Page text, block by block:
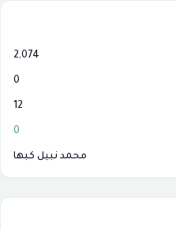
2,074
0
12
0
محمد نبيل كبها